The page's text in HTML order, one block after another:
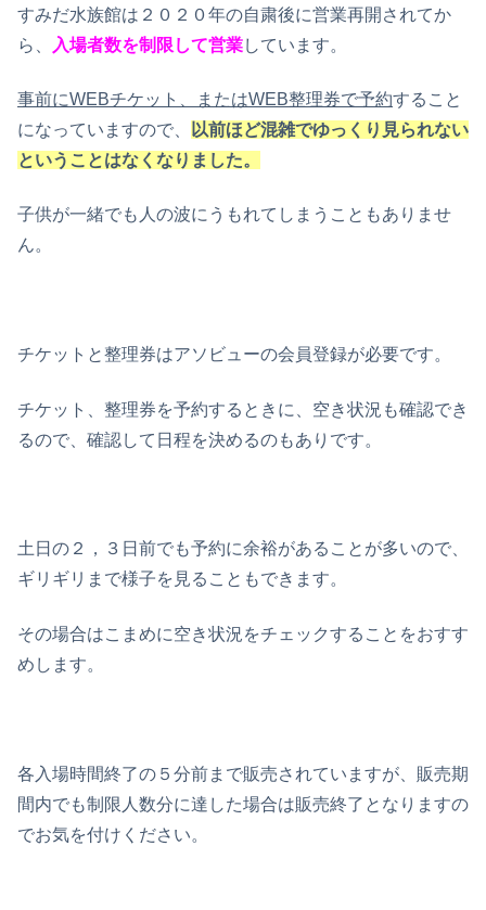
すみだ水族館は２０２０年の自粛後に営業再開されてか
ら、
入場者数を制限して営業しています。
事前にWEBチケット、またはWEB整理券で予約すること
になっていますので、
以前ほど混雑でゆっくり見られない
ということはなくなりました。
子供が一緒でも人の波にうもれてしまうこともありませ
ん。
チケットと整理券はアソビューの会員登録が必要です。
チケット、整理券を予約するときに、空き状況も確認でき
るので、確認して日程を決めるのもありです。
土日の２，３日前でも予約に余裕があることが多いので、
ギリギリまで様子を見ることもできます。
その場合はこまめに空き状況をチェックすることをおすす
めします。
各入場時間終了の５分前まで販売されていますが、販売期
間内でも制限人数分に達した場合は販売終了となりますの
でお気を付けください。